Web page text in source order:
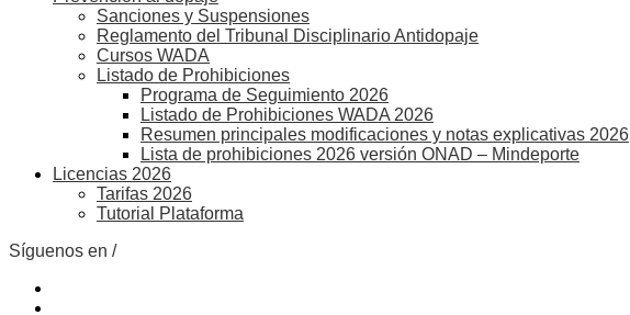
Sanciones y Suspensiones
Reglamento del Tribunal Disciplinario Antidopaje
Cursos WADA
Listado de Prohibiciones
Programa de Seguimiento 2026
Listado de Prohibiciones WADA 2026
Resumen principales modificaciones y notas explicativas 2026
Lista de prohibiciones 2026 versión ONAD – Mindeporte
Licencias 2026
Tarifas 2026
Tutorial Plataforma
Síguenos en /